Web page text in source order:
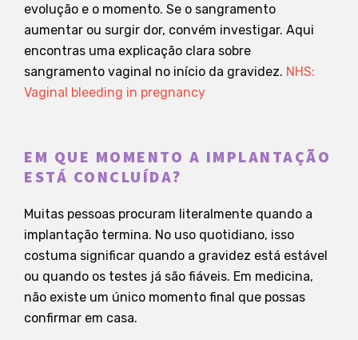
evolução e o momento. Se o sangramento
aumentar ou surgir dor, convém investigar. Aqui
encontras uma explicação clara sobre
sangramento vaginal no início da gravidez. NHS:
Vaginal bleeding in pregnancy
EM QUE MOMENTO A IMPLANTAÇÃO
ESTÁ CONCLUÍDA?
Muitas pessoas procuram literalmente quando a
implantação termina. No uso quotidiano, isso
costuma significar quando a gravidez está estável
ou quando os testes já são fiáveis. Em medicina,
não existe um único momento final que possas
confirmar em casa.